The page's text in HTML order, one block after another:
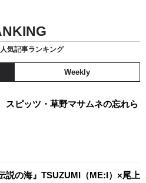
気記事ランキング
Weekly
ピッツ・草野マサムネの忘れら
説の海』TSUZUMI（ME:I）×尾上